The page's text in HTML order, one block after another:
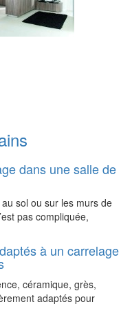
dans une salle de
sol ou sur les murs de
pas compliquée,
à un carrelage
céramique, grès,
adaptés pour